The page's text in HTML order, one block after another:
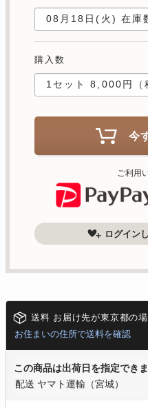
購入数
今
ご利用
ログイン
送料 お届け先が東京都の
お住まいの住所で送料を確認
この商品は出荷日を指定でき
配送 ヤマト運輸（宮城）